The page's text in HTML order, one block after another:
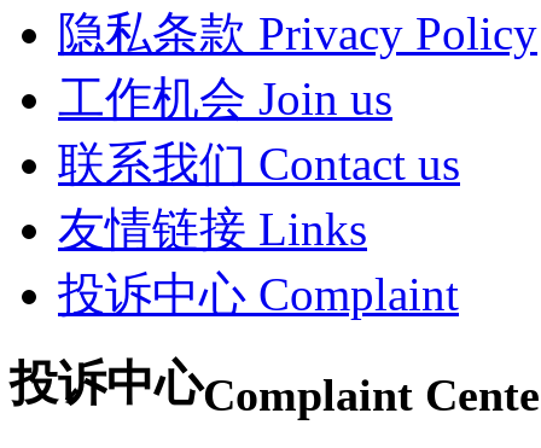
隐私条款 Privacy Policy
工作机会 Join us
联系我们 Contact us
友情链接 Links
投诉中心 Complaint
投诉中心Complaint